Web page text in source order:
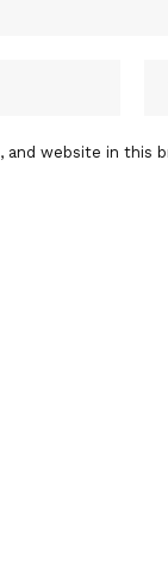
and website in